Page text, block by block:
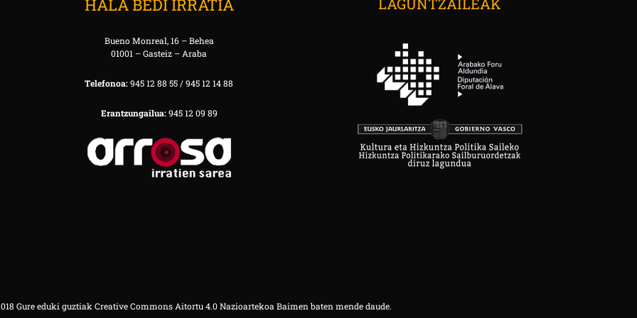
HALA BEDI IRRATIA
Bueno Monreal, 16 – Behea
01001 – Gasteiz – Araba
Telefonoa:945 12 88 55 / 945 12 14 88
Erantzungailua:945 12 09 89
LAGUNTZAILEAK
Gure eduki guztiak Creative Commons Aitortu 4.0 Nazioartekoa Baimen baten mende daude.